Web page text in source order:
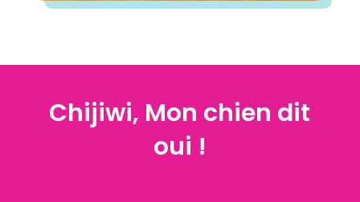
Chijiwi, Mon chien dit
oui !